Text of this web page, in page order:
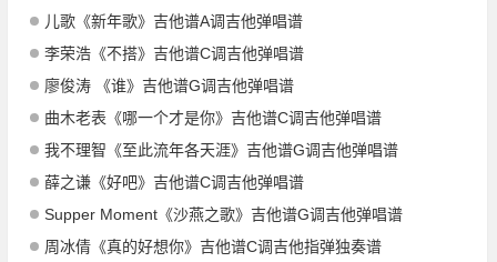
儿歌《新年歌》吉他谱A调吉他弹唱谱
李荣浩《不搭》吉他谱C调吉他弹唱谱
廖俊涛 《谁》吉他谱G调吉他弹唱谱
曲木老表《哪一个才是你》吉他谱C调吉他弹唱谱
我不理智《至此流年各天涯》吉他谱G调吉他弹唱谱
薛之谦《好吧》吉他谱C调吉他弹唱谱
Supper Moment《沙燕之歌》吉他谱G调吉他弹唱谱
周冰倩《真的好想你》吉他谱C调吉他指弹独奏谱